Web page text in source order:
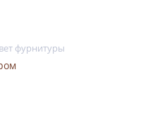
фурнитуры